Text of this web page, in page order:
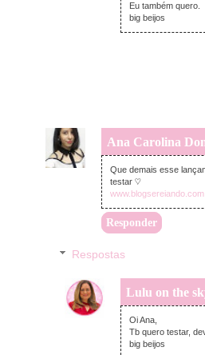
Eu também quero.
big beijos
Ana Carolina
Que demais esse
testar ♡
www.blogsereiando.com
Responder
Respostas
Lulu on the
Oi Ana,
Tb quero testar,
big beijos